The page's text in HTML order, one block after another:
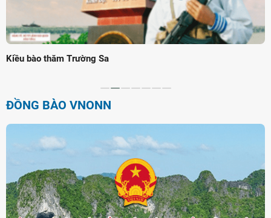
Kiều bào thăm Trường Sa
ĐỒNG BÀO VNONN